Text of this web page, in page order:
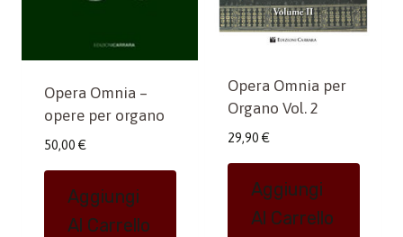
Opera Omnia –
opere per organo
50,00 €
Aggiungi
Al Carrello
Opera Omnia per
Organo Vol. 2
29,90 €
Aggiungi
Al Carrello